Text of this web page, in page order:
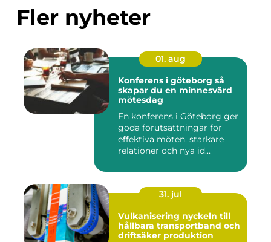
Fler nyheter
01. aug
Konferens i göteborg så
skapar du en minnesvärd
mötesdag
En konferens i Göteborg ger
goda förutsättningar för
effektiva möten, starkare
relationer och nya id...
31. jul
Vulkanisering nyckeln till
hållbara transportband och
driftsäker produktion